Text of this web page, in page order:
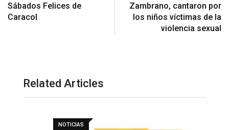
Sábados Felices de
Caracol
Zambrano, cantaron por
los niños víctimas de la
violencia sexual
Related Articles
NOTICIAS